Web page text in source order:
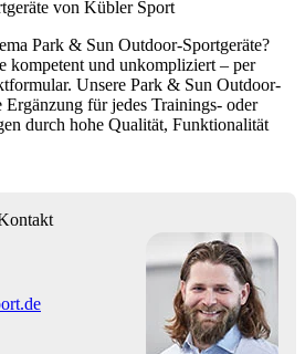
von Kübler Sport
Park & Sun Outdoor-Sportgeräte?
kompetent und unkompliziert – per
Unsere Park & Sun Outdoor-
Ergänzung für jedes Trainings- oder
durch hohe Qualität, Funktionalität